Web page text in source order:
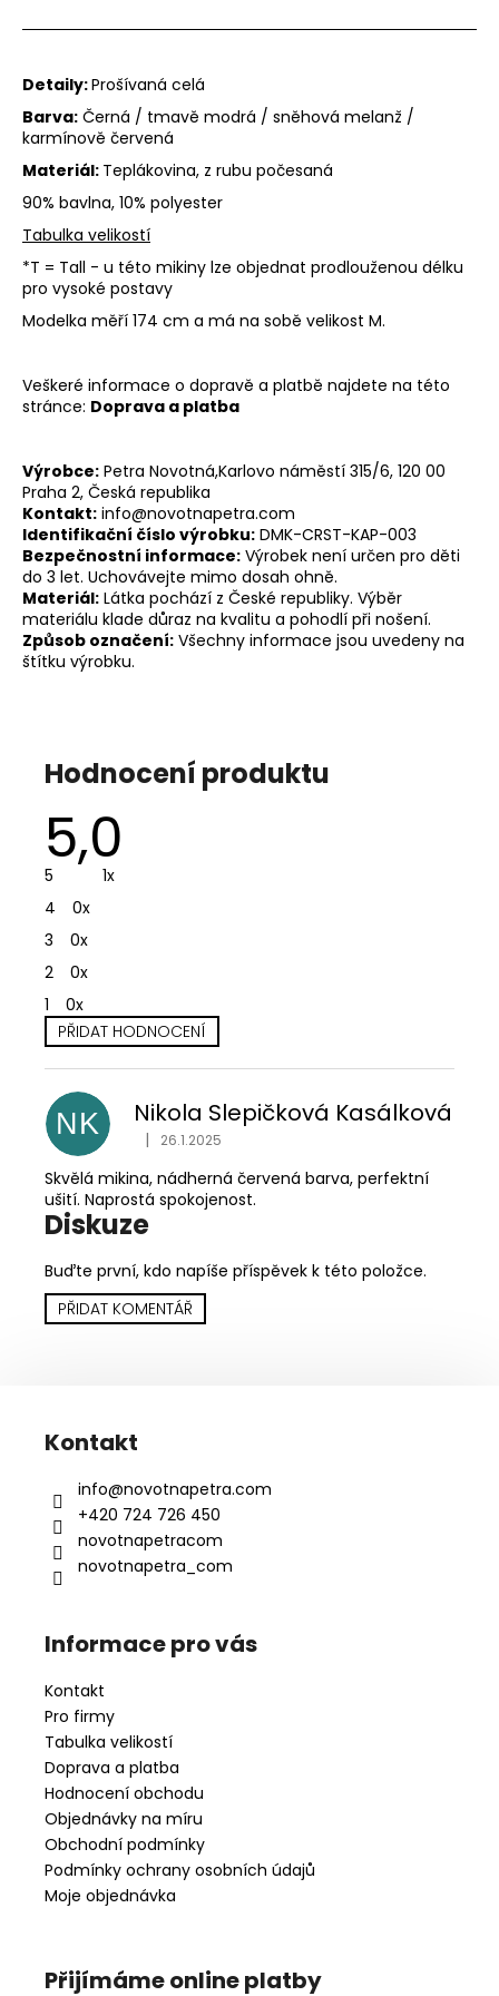
Detaily:Prošívaná celá
Barva: Černá / tmavě modrá / sněhová melanž /
karmínově červená
Materiál: Teplákovina, z rubu počesaná
90% bavlna, 10% polyester
Tabulka velikostí
*T = Tall - u této mikiny lze objednat prodlouženou délku
pro vysoké postavy
Modelka měří 174 cm a má na sobě velikost M.
Veškeré informace o dopravě a platbě najdete na této
stránce: Doprava a platba
Výrobce: Petra Novotná,Karlovo náměstí 315/6, 120 00
Praha 2, Česká republika
Kontakt: info@novotnapetra.com
Identifikační číslo výrobku: DMK-CRST-KAP-003
Bezpečnostní informace: Výrobek není určen pro děti
do 3 let. Uchovávejte mimo dosah ohně.
Materiál: Látka pochází z České republiky. Výběr
materiálu klade důraz na kvalitu a pohodlí při nošení.
Způsob označení: Všechny informace jsou uvedeny na
štítku výrobku.
Hodnocení produktu
5,0
5
1x
4
0x
3
0x
2
0x
1
0x
PŘIDAT HODNOCENÍ
V
p
i
s
h
o
d
o
c
e
NK Nikola Slepičková Kasálková
Hodnocení produktu je 5 z 5 hvězdiček.
| 26.1.2025
Skvělá mikina, nádherná červená barva, perfektní
ušití. Naprostá spokojenost.
Diskuze
Buďte první, kdo napíše příspěvek k této položce.
PŘIDAT KOMENTÁŘ
Kontakt
info@novotnapetra.com
+420 724 726 450
novotnapetracom
novotnapetra_com
Informace pro vás
Kontakt
Pro firmy
Tabulka velikostí
Doprava a platba
Hodnocení obchodu
Objednávky na míru
Obchodní podmínky
Podmínky ochrany osobních údajů
Moje objednávka
Přijímáme online platby